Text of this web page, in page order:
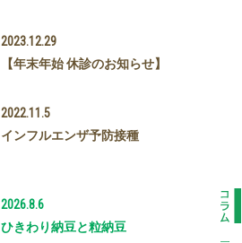
2023.12.29
【年末年始 休診のお知らせ】
2022.11.5
インフルエンザ予防接種
2026.8.6
ひきわり納豆と粒納豆